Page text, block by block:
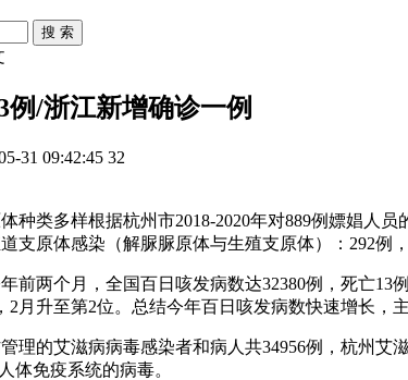
搜 索
例/浙江新增确诊一例
31 09:42:45 32
种类多样根据杭州市2018-2020年对889例嫖娼人
支原体感染（解脲脲原体与生殖支原体）：292例
前两个月，全国百日咳发病数达32380例，死亡
2月升至第2位。总结今年百日咳发病数快速增长，
理的艾滋病病毒感染者和病人共34956例，杭州
体免疫系统的病毒。